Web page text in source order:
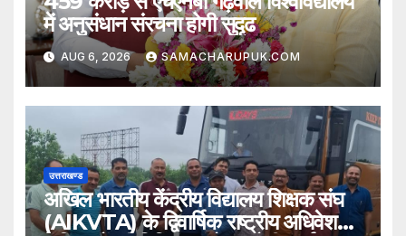
में अनुसंधान संरचना होगी सुदृढ
AUG 6, 2026 SAMACHARUPUK.COM
उत्तराखण्ड
अखिल भारतीय केंद्रीय विद्यालय शिक्षक संघ
(AIKVTA) के द्विवार्षिक राष्ट्रीय अधिवेशन